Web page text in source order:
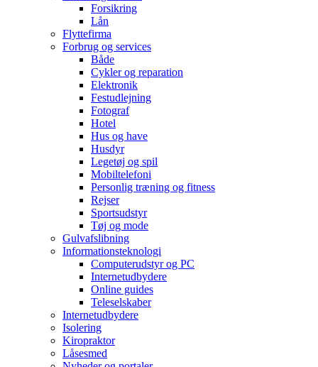
Forsikring
Lån
Flyttefirma
Forbrug og services
Både
Cykler og reparation
Elektronik
Festudlejning
Fotograf
Hotel
Hus og have
Husdyr
Legetøj og spil
Mobiltelefoni
Personlig træning og fitness
Rejser
Sportsudstyr
Tøj og mode
Gulvafslibning
Informationsteknologi
Computerudstyr og PC
Internetudbydere
Online guides
Teleselskaber
Internetudbydere
Isolering
Kiropraktor
Låsesmed